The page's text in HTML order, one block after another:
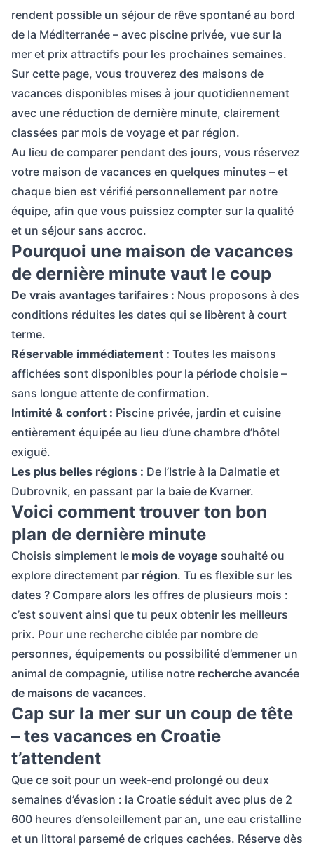
rendent possible un séjour de rêve spontané au bord
de la Méditerranée – avec piscine privée, vue sur la
mer et prix attractifs pour les prochaines semaines.
Sur cette page, vous trouverez des maisons de
vacances disponibles mises à jour quotidiennement
avec une réduction de dernière minute, clairement
classées par mois de voyage et par région.
Au lieu de comparer pendant des jours, vous réservez
votre maison de vacances en quelques minutes – et
chaque bien est vérifié personnellement par notre
équipe, afin que vous puissiez compter sur la qualité
et un séjour sans accroc.
Pourquoi une maison de vacances
de dernière minute vaut le coup
De vrais avantages tarifaires : Nous proposons à des
conditions réduites les dates qui se libèrent à court
terme.
Réservable immédiatement : Toutes les maisons
affichées sont disponibles pour la période choisie –
sans longue attente de confirmation.
Intimité & confort : Piscine privée, jardin et cuisine
entièrement équipée au lieu d’une chambre d’hôtel
exiguë.
Les plus belles régions : De l’Istrie à la Dalmatie et
Dubrovnik, en passant par la baie de Kvarner.
Voici comment trouver ton bon
plan de dernière minute
Choisis simplement le mois de voyage souhaité ou
explore directement par région. Tu es flexible sur les
dates ? Compare alors les offres de plusieurs mois :
c’est souvent ainsi que tu peux obtenir les meilleurs
prix. Pour une recherche ciblée par nombre de
personnes, équipements ou possibilité d’emmener un
animal de compagnie, utilise notre recherche avancée
de maisons de vacances.
Cap sur la mer sur un coup de tête
– tes vacances en Croatie
t’attendent
Que ce soit pour un week-end prolongé ou deux
semaines d’évasion : la Croatie séduit avec plus de 2
600 heures d’ensoleillement par an, une eau cristalline
et un littoral parsemé de criques cachées. Réserve dès